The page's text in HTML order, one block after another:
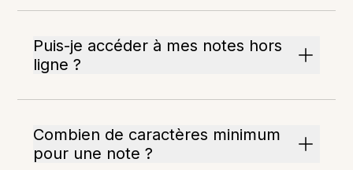
Puis-je accéder à mes notes hors
ligne ?
Combien de caractères minimum
pour une note ?